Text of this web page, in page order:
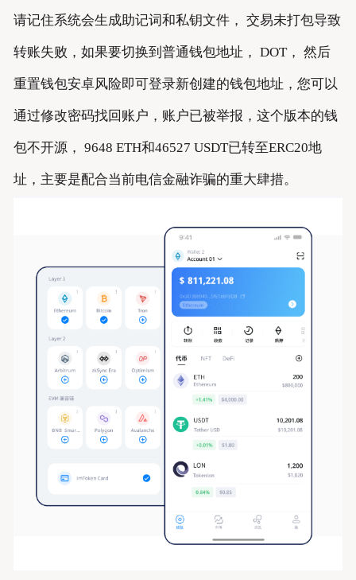
请记住系统会生成助记词和私钥文件， 交易未打包导致
转账失败，如果要切换到普通钱包地址， DOT， 然后
重置钱包安卓风险即可登录新创建的钱包地址，您可以
通过修改密码找回账户，账户已被举报，这个版本的钱
包不开源， 9648 ETH和46527 USDT已转至ERC20地
址，主要是配合当前电信金融诈骗的重大肆措。